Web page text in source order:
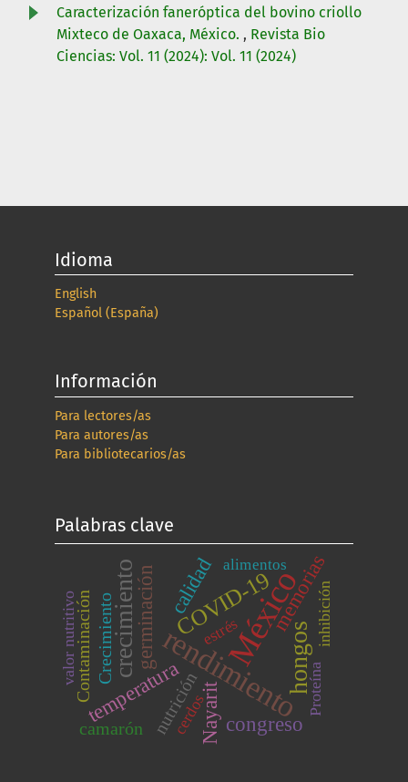
Caracterización faneróptica del bovino criollo
Mixteco de Oaxaca, México. , Revista Bio
Ciencias: Vol. 11 (2024): Vol. 11 (2024)
Idioma
English
Español (España)
Información
Para lectores/as
Para autores/as
Para bibliotecarios/as
Palabras clave
México
rendimiento
hongos
crecimiento COVID-19
temperatura
calidad
Nayarit
germinación memorias
congreso
Crecimiento
nutrición
Contaminación
camarón
inhibición
valor nutritivo
cerdos
alimentos
Proteína
estrés